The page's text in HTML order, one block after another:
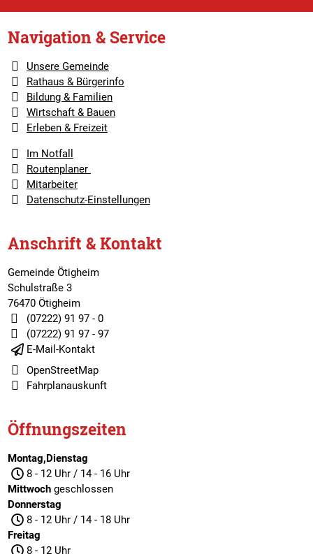
Navigation & Service
Unsere Gemeinde
Rathaus & Bürgerinfo
Bildung & Familien
Wirtschaft & Bauen
Erleben & Freizeit
Im Notfall
Routenplaner
Mitarbeiter
Datenschutz-Einstellungen
Anschrift & Kontakt
Gemeinde Ötigheim
Schulstraße 3
76470 Ötigheim
(07222) 91 97 - 0
(07222) 91 97 - 97
E-Mail-Kontakt
OpenStreetMap
Fahrplanauskunft
Öffnungszeiten
Montag,Dienstag
8 - 12 Uhr / 14 - 16 Uhr
Mittwochgeschlossen
Donnerstag
8 - 12 Uhr / 14 - 18 Uhr
Freitag
8 - 12 Uhr